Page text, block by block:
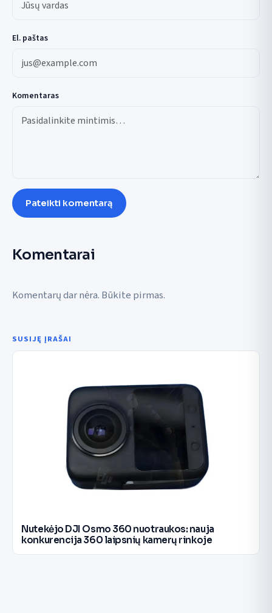
El. paštas
Komentaras
Pateikti komentarą
Komentarai
Komentarų dar nėra. Būkite pirmas.
SUSIJĘ ĮRAŠAI
Nutekėjo DJI Osmo 360 nuotraukos: nauja
konkurencija 360 laipsnių kamerų rinkoje